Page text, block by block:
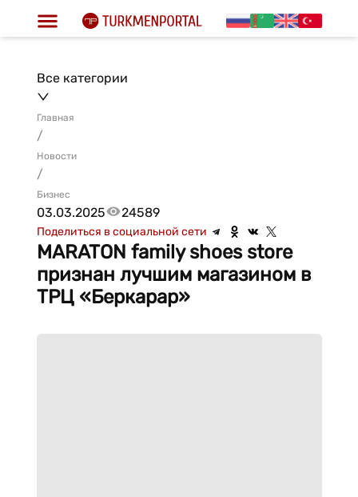
Все категории
Главная
/
Новости
/
Бизнес
03.03.2025 24589
Поделиться в социальной сети
MARATON family shoes store
признан лучшим магазином в
ТРЦ «Беркарар»